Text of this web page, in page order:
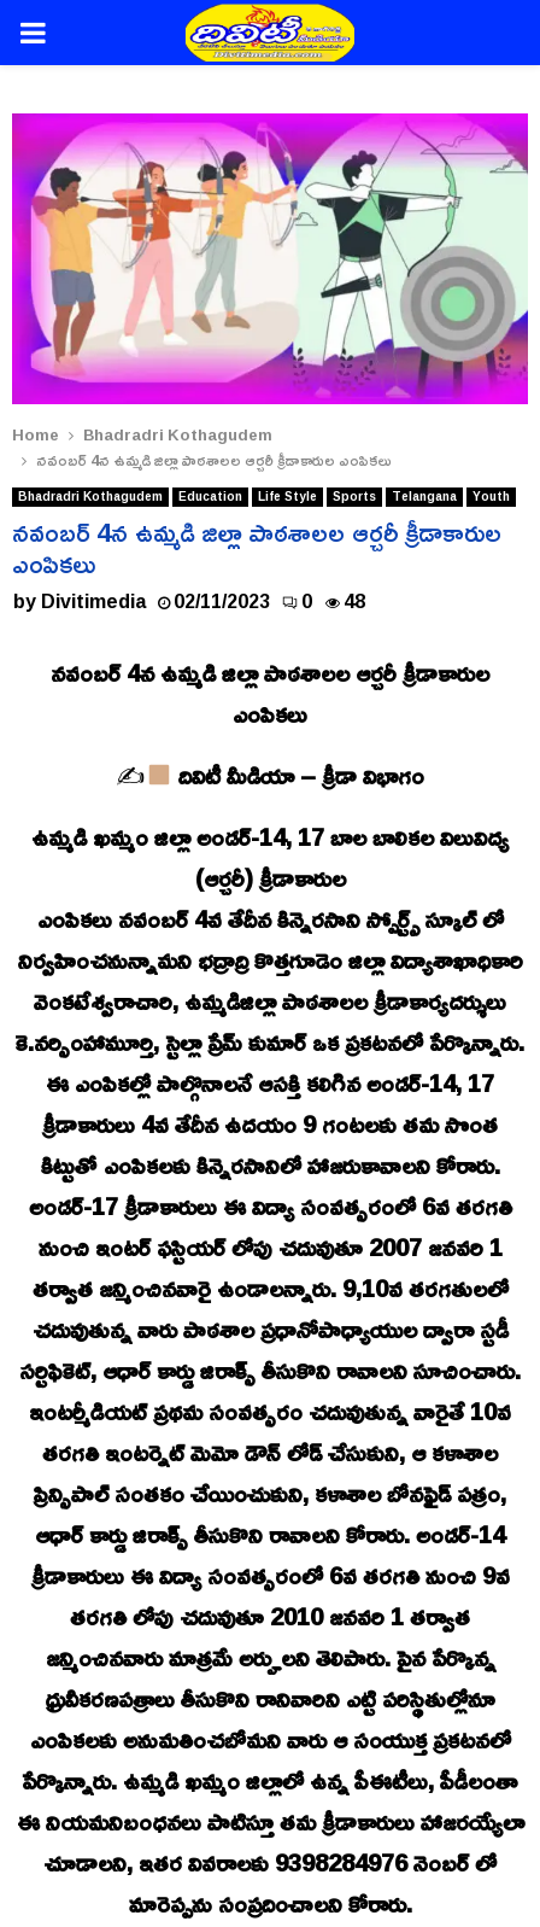
PRIMARY
Home
Bhadradri Kothagudem
నవంబర్ 4న ఉమ్మడి జిల్లా పాఠశాలల ఆర్చరీ క్రీడాకారుల ఎంపికలు
Bhadradri Kothagudem Education Life Style Sports Telangana Youth
నవంబర్ 4న ఉమ్మడి జిల్లా పాఠశాలల ఆర్చరీ క్రీడాకారుల
ఎంపికలు
byDivitimedia 02/11/2023 0 48
నవంబర్ 4న ఉమ్మడి జిల్లా పాఠశాలల ఆర్చరీ క్రీడాకారుల
ఎంపికలు
✍
దివిటీ మీడియా – క్రీడా విభాగం
ఉమ్మడి ఖమ్మం జిల్లా అండర్-14, 17 బాల బాలికల విలువిద్య
(ఆర్చరీ) క్రీడాకారుల
ఎంపికలు నవంబర్ 4వ తేదీన కిన్నెరసాని స్పోర్ట్స్ స్కూల్ లో
నిర్వహించనున్నామని భద్రాద్రి కొత్తగూడెం జిల్లా విద్యాశాఖాధికారి
వెంకటేశ్వరాచారి, ఉమ్మడిజిల్లా పాఠశాలల క్రీడాకార్యదర్శులు
కె.నర్సింహామూర్తి, స్టెల్లా ప్రేమ్ కుమార్ ఒక ప్రకటనలో పేర్కొన్నారు.
ఈ ఎంపికల్లో పాల్గొనాలనే ఆసక్తి కలిగిన అండర్-14, 17
క్రీడాకారులు 4వ తేదీన ఉదయం 9 గంటలకు తమ సొంత
కిట్టుతో ఎంపికలకు కిన్నెరసానిలో హాజరుకావాలని కోరారు.
అండర్-17 క్రీడాకారులు ఈ విద్యా సంవత్సరంలో 6వ తరగతి
నుంచి ఇంటర్ ఫస్టియర్ లోపు చదువుతూ 2007 జనవరి 1
తర్వాత జన్మించినవారై ఉండాలన్నారు. 9,10వ తరగతులలో
చదువుతున్న వారు పాఠశాల ప్రధానోపాధ్యాయుల ద్వారా స్టడీ
సర్టిఫికెట్, ఆధార్ కార్డు జిరాక్స్ తీసుకొని రావాలని సూచించారు.
ఇంటర్మీడియట్ ప్రథమ సంవత్సరం చదువుతున్న వారైతే 10వ
తరగతి ఇంటర్నెట్ మెమో డౌన్ లోడ్ చేసుకుని, ఆ కళాశాల
ప్రిన్సిపాల్ సంతకం చేయించుకుని, కళాశాల బోనఫైడ్ పత్రం,
ఆధార్ కార్డు జిరాక్స్ తీసుకొని రావాలని కోరారు. అండర్-14
క్రీడాకారులు ఈ విద్యా సంవత్సరంలో 6వ తరగతి నుంచి 9వ
తరగతి లోపు చదువుతూ 2010 జనవరి 1 తర్వాత
జన్మించినవారు మాత్రమే అర్హులని తెలిపారు. పైన పేర్కొన్న
ధ్రువీకరణపత్రాలు తీసుకొని రానివారిని ఎట్టి పరిస్థితుల్లోనూ
ఎంపికలకు అనుమతించబోమని వారు ఆ సంయుక్త ప్రకటనలో
పేర్కొన్నారు. ఉమ్మడి ఖమ్మం జిల్లాలో ఉన్న పీఈటీలు, పీడీలంతా
ఈ నియమనిబంధనలు పాటిస్తూ తమ క్రీడాకారులు హాజరయ్యేలా
చూడాలని, ఇతర వివరాలకు 9398284976 నెంబర్ లో
మారెప్పను సంప్రదించాలని కోరారు.